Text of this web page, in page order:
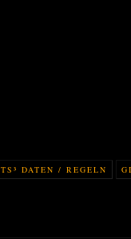
TS³ DATEN / REGELN